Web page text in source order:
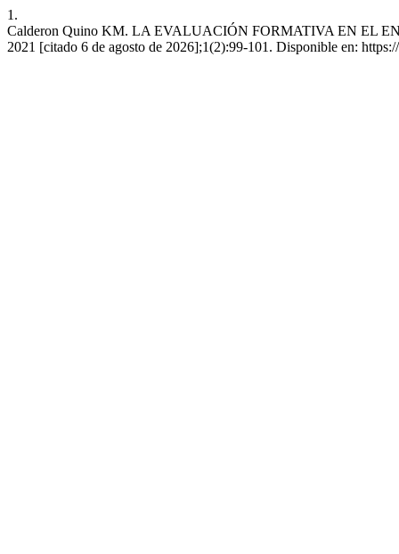
1.
Calderon Quino KM. LA EVALUACIÓN FORMATIVA EN EL
2021 [citado 6 de agosto de 2026];1(2):99-101. Disponible en: